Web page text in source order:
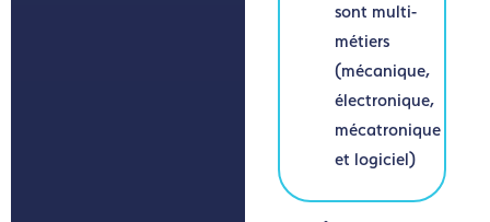
sont multi-
métiers
(mécanique,
électronique,
mécatronique
et logiciel)